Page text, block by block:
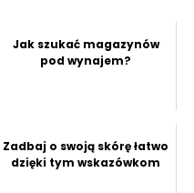
Jak szukać magazynów
pod wynajem?
Zadbaj o swoją skórę łatwo
dzięki tym wskazówkom